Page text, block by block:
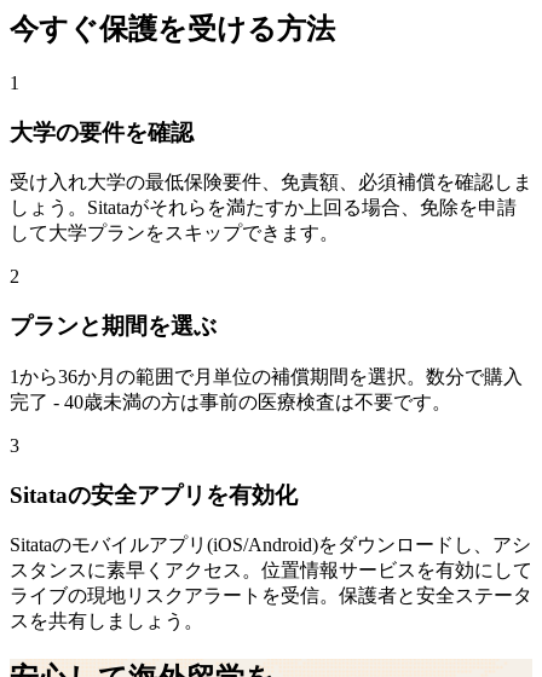
今すぐ保護を受ける方法
1
大学の要件を確認
受け入れ大学の最低保険要件、免責額、必須補償を確認しま
しょう。Sitataがそれらを満たすか上回る場合、免除を申請
して大学プランをスキップできます。
2
プランと期間を選ぶ
1から36か月の範囲で月単位の補償期間を選択。数分で購入
完了 - 40歳未満の方は事前の医療検査は不要です。
3
Sitataの安全アプリを有効化
Sitataのモバイルアプリ(iOS/Android)をダウンロードし、アシ
スタンスに素早くアクセス。位置情報サービスを有効にして
ライブの現地リスクアラートを受信。保護者と安全ステータ
スを共有しましょう。